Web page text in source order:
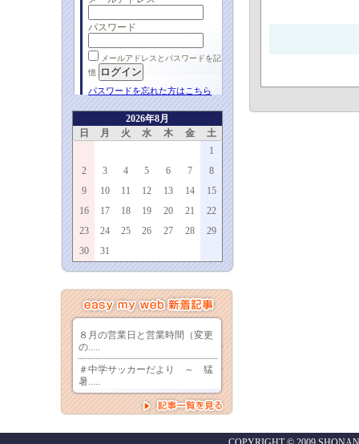
パスワード
メールアドレスとパスワードを記
憶
パスワードを忘れた方はこちら
2026年8月
日
月 火 水 木 金
土
1
2
3 4 5 6 7
8
9
10 11 12 13 14
15
16
17 18 19 20 21
22
23
24 25 26 27 28
29
30
31